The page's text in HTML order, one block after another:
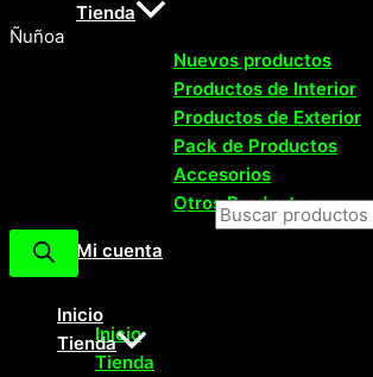
Tienda
Nuevos productos
Productos de Interior
Productos de Exterior
Pack de Productos
Accesorios
Otros Productos
Mi cuenta
Inicio
Tienda
Ñuñoa
Búsqueda de productos
Inicio
Tienda